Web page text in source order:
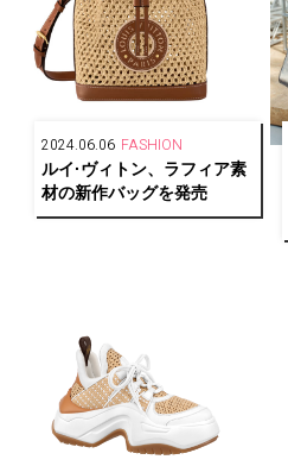
2024.06.06 FASHION
ルイ·ヴィトン、ラフィア素
材の新作バッグを発売